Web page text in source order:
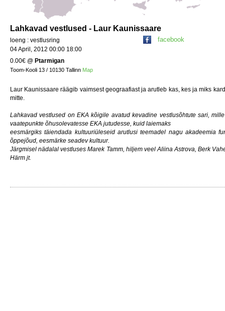
Lahkavad vestlused - Laur Kaunissaare
loeng : vestlusring
04 April, 2012 00:00 18:00
0.00€ @ Ptarmigan
Toom-Kooli 13 / 10130 Tallinn Map
facebook
Laur Kaunissaare räägib vaimsest geograafiast ja arutleb kas, kes ja miks
mitte.
Lahkavad vestlused on EKA kõigile avatud kevadine vestlusõhtute sari,
vaatepunkte õhusolevatesse EKA jutudesse, kuid laiemaks
eesmärgiks täiendada kultuuriüleseid arutlusi teemadel nagu akadeemia
õppejõud, eesmärke seadev kultuur.
Järgmisel nädalal vestluses Marek Tamm, hiljem veel Aliina Astrova, Berk
Härm jt.